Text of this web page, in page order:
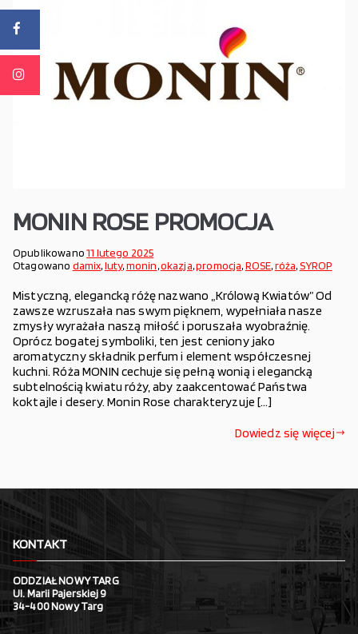
MONIN ROSE PROMOCJA
Opublikowano11 lutego 2025
Otagowano damix,luty,monin,okazja,promocja,ROSE,róża,SYROP
Mistyczną, elegancką różę nazwano „Królową Kwiatów” Od
zawsze wzruszała nas swym pięknem, wypełniała nasze
zmysły wyrażała naszą miłość i poruszała wyobraźnię.
Oprócz bogatej symboliki, ten jest ceniony jako
aromatyczny składnik perfum i element współczesnej
kuchni. Róża MONIN cechuje się pełną wonią i elegancką
subtelnością kwiatu róży, aby zaakcentować Państwa
koktajle i desery. Monin Rose charakteryzuje […]
Dowiedz się więcej
KONTAKT
ODDZIAŁ NOWY TARG
Ul. Marii Pajerskiej 9
34-400 Nowy Targ